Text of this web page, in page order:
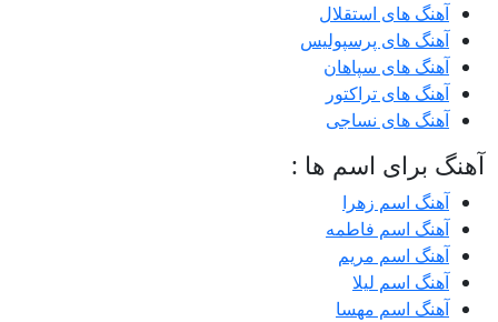
آهنگ های استقلال
آهنگ های پرسپولیس
آهنگ های سپاهان
آهنگ های تراکتور
آهنگ های نساجی
آهنگ برای اسم ها :
آهنگ اسم زهرا
آهنگ اسم فاطمه
آهنگ اسم مریم
آهنگ اسم لیلا
آهنگ اسم مهسا